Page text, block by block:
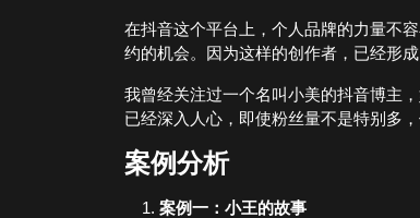
在抖音这个平台上，个人品牌的力量不
约的机会。因为这样的创作者，已经形
我曾经关注过一个名叫小美的抖音博主
已经深入人心，即使粉丝量不是特别多
案例分析
案例一：小王的故事